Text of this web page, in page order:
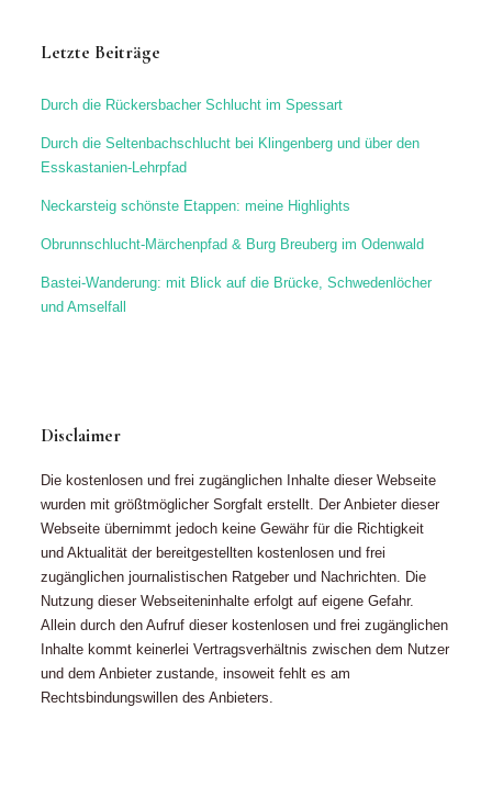
Letzte Beiträge
Durch die Rückersbacher Schlucht im Spessart
Durch die Seltenbachschlucht bei Klingenberg und über den
Esskastanien-Lehrpfad
Neckarsteig schönste Etappen: meine Highlights
Obrunnschlucht-Märchenpfad & Burg Breuberg im Odenwald
Bastei-Wanderung: mit Blick auf die Brücke, Schwedenlöcher
und Amselfall
Disclaimer
Die kostenlosen und frei zugänglichen Inhalte dieser Webseite
wurden mit größtmöglicher Sorgfalt erstellt. Der Anbieter dieser
Webseite übernimmt jedoch keine Gewähr für die Richtigkeit
und Aktualität der bereitgestellten kostenlosen und frei
zugänglichen journalistischen Ratgeber und Nachrichten. Die
Nutzung dieser Webseiteninhalte erfolgt auf eigene Gefahr.
Allein durch den Aufruf dieser kostenlosen und frei zugänglichen
Inhalte kommt keinerlei Vertragsverhältnis zwischen dem Nutzer
und dem Anbieter zustande, insoweit fehlt es am
Rechtsbindungswillen des Anbieters.